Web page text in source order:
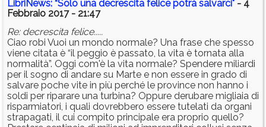
LibriNews: “Solo una decrescita felice potrà salvarci" - 4
Febbraio 2017 - 21:47
Re: decrescita felice.....
Ciao robi Vuoi un mondo normale? Una frase che spesso
viene citata è “il peggio è passato, la vita è tornata alla
normalità”. Oggi com'è la vita normale? Spendere miliardi
per il sogno di andare su Marte e non essere in grado di
salvare poche vite in più perché le province non hanno i
soldi per riparare una turbina? Oppure derubare migliaia di
risparmiatori, i quali dovrebbero essere tutelati da organi
strapagati, il cui compito principale era proprio quello?